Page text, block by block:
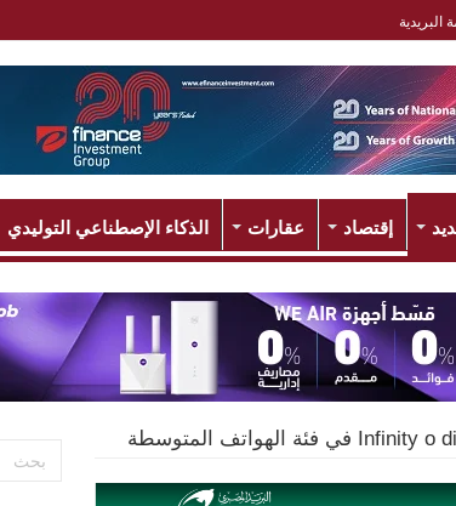
البريدية
إقتصاد عقارات الذكاء الإصطناعي التوليدي